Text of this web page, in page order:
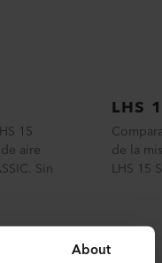
About
15
aire
Sin
LHS
de la
LHS 15